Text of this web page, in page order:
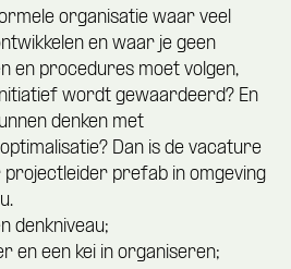
organisatie waar veel
en waar je geen
en procedures moet volgen,
wordt gewaardeerd? En
denken met
Dan is de vacature
prefab in omgeving
denkniveau;
en een kei in organiseren;